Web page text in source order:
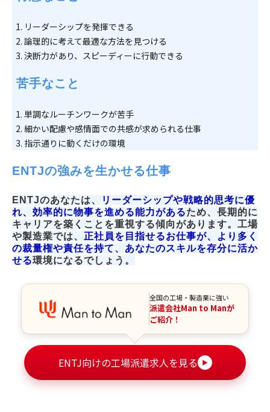
リーダーシップを発揮できる
論理的に考えて最適な方法を見つける
決断力があり、スピーディーに行動できる
苦手なこと
単調なルーチンワークが苦手
細かい配慮や感情面での共感が求められる仕事
指示通りに動くだけの環境
ENTJの強みを生かせる仕事
ENTJのあなたは、
リーダーシップや戦略的思考に優
れ、 効率的に物事を進める能力があるため、長期的に
キャリアを築くことを重視する傾向があります。工場
や製造業では、 正社員を目指せるお仕事が、より多く
の裁量権や責任を持て、あなたのスキルを存分に活か
せる環境になるでしょう。
全国の工場・製造業に強い
派遣会社Man to Manが
ご紹介！
ENTJ向けの工場派遣求人を見る ▶